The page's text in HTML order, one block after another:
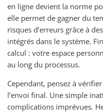
en ligne devient la norme
elle permet de gagner du
risques d’erreurs grâce à
intégrés dans le système.
calcul : votre espace
au long du processus.
Cependant, pensez à
l’envoi final. Une simple
complications imprévues.